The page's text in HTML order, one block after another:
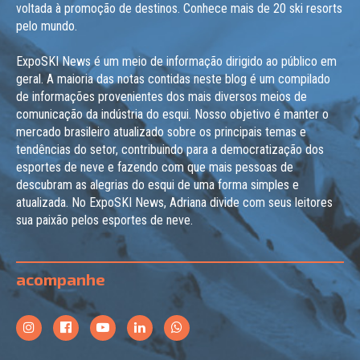
voltada à promoção de destinos. Conhece mais de 20 ski resorts
pelo mundo.
ExpoSKI News é um meio de informação dirigido ao público em
geral. A maioria das notas contidas neste blog é um compilado
de informações provenientes dos mais diversos meios de
comunicação da indústria do esqui. Nosso objetivo é manter o
mercado brasileiro atualizado sobre os principais temas e
tendências do setor, contribuindo para a democratização dos
esportes de neve e fazendo com que mais pessoas de
descubram as alegrias do esqui de uma forma simples e
atualizada. No ExpoSKI News, Adriana divide com seus leitores
sua paixão pelos esportes de neve.
acompanhe